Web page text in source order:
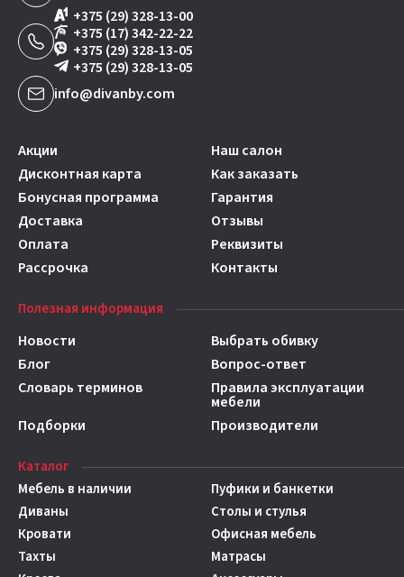
+375 (29) 328-13-00
+375 (17) 342-22-22
+375 (29) 328-13-05
+375 (29) 328-13-05
info@divanby.com
Акции
Наш салон
Дисконтная карта
Как заказать
Бонусная программа
Гарантия
Доставка
Отзывы
Оплата
Реквизиты
Рассрочка
Контакты
Полезная информация
Новости
Выбрать обивку
Блог
Вопрос-ответ
Словарь терминов
Правила эксплуатации
мебели
Подборки
Производители
Каталог
Мебель в наличии
Диваны
Кровати
Тахты
Пуфики и банкетки
Столы и стулья
Офисная мебель
Матрасы